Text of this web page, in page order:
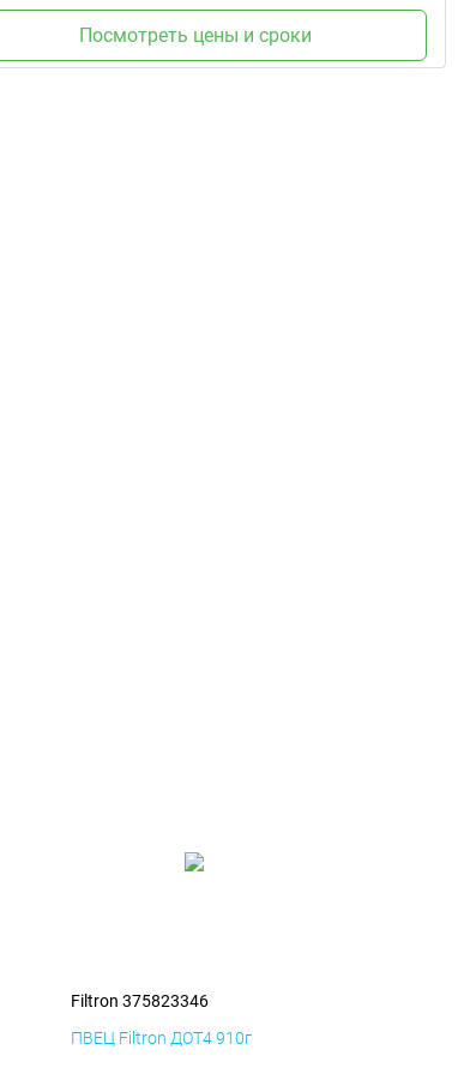
Посмотреть цены и сроки
Filtron 375823346
ПВЕЦ Filtron ДОТ4 910г